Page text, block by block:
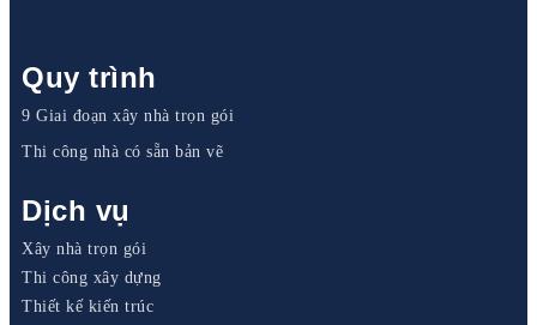
Quy trình
9 Giai đoạn xây nhà trọn gói
Thi công nhà có sẵn bản vẽ
Dịch vụ
Xây nhà trọn gói
Thi công xây dựng
Thiết kế kiến trúc